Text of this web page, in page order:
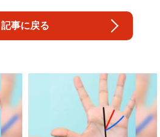
記事に戻る